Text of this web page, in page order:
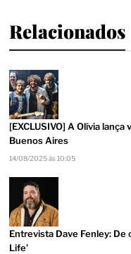
Relacionados
[EXCLUSIVO] A Olívia
Buenos Aires
14/08/2025 às 10:05
Entrevista Dave Fenley: De
Life’